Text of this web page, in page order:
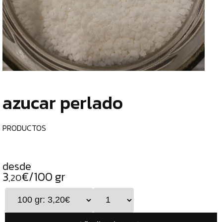
TIENDA
CHOCOLATES
ESPECIALES
ESPECIAS
CAFÉS
GENERAL
INFUSIONES
LEGUMBRES
SEMILLAS
azucar perlado
PRODUCTOS
desde
3,20€/100 gr